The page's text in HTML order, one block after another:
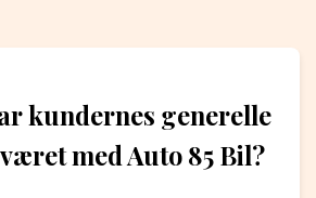
kundernes generelle
med Auto 85 Bil?